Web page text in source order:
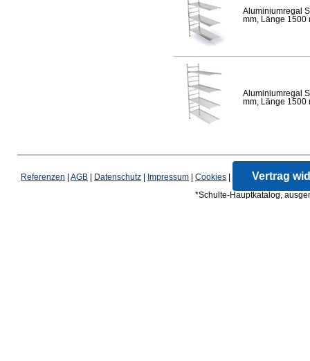
Aluminiumregal
mm, Länge 1500
Aluminiumregal
mm, Länge 1500
Referenzen AGB Datenschutz Impressum Cookies Vertrag
*Schulte-Hauptkatalog,